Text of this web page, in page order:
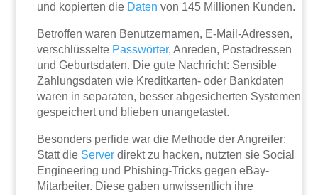
und kopierten die Daten von 145 Millionen Kunden.
Betroffen waren Benutzernamen, E-Mail-Adressen,
verschlüsselte Passwörter, Anreden, Postadressen
und Geburtsdaten. Die gute Nachricht: Sensible
Zahlungsdaten wie Kreditkarten- oder Bankdaten
waren in separaten, besser abgesicherten Systemen
gespeichert und blieben unangetastet.
Besonders perfide war die Methode der Angreifer:
Statt die Server direkt zu hacken, nutzten sie Social
Engineering und Phishing-Tricks gegen eBay-
Mitarbeiter. Diese gaben unwissentlich ihre